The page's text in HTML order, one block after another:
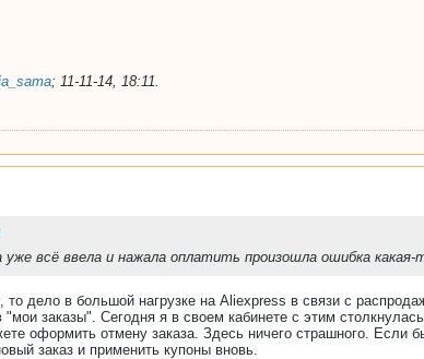
; 11-11-14, 18:11.
уже всё ввела и нажала оплатить произошла ошибка
то дело в большой нагрузке на Aliexpress в связи с
"мои заказы". Сегодня я в своем кабинете с этим
оформить отмену заказа. Здесь ничего страшного. Если
заказ и применить купоны вновь.